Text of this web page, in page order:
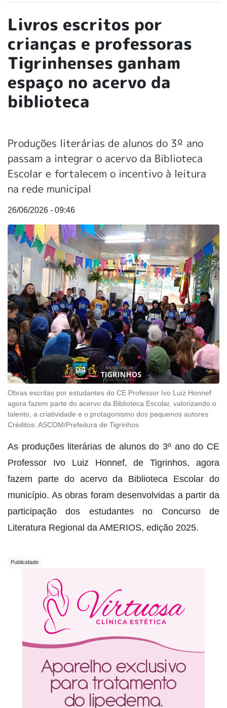
Livros escritos por
crianças e professoras
Tigrinhenses ganham
espaço no acervo da
biblioteca
Produções literárias de alunos do 3º ano
passam a integrar o acervo da Biblioteca
Escolar e fortalecem o incentivo à leitura
na rede municipal
26/06/2026 - 09:46
Obras escritas por estudantes do CE Professor Ivo Luiz Honnef
agora fazem parte do acervo da Biblioteca Escolar, valorizando o
talento, a criatividade e o protagonismo dos pequenos autores
Créditos: ASCOM/Prefeitura de Tigrinhos
As produções literárias de alunos do 3º ano do CE
Professor Ivo Luiz Honnef, de Tigrinhos, agora
fazem parte do acervo da Biblioteca Escolar do
município. As obras foram desenvolvidas a partir da
participação dos estudantes no Concurso de
Literatura Regional da AMERIOS, edição 2025.